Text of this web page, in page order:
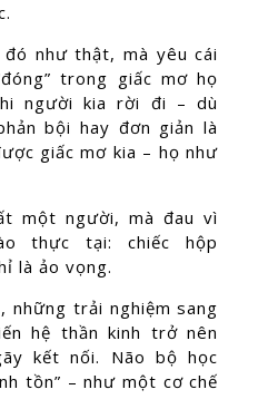
như thật, mà yêu cái
trong giấc mơ họ
người kia rời đi – dù
bội hay đơn giản là
giấc mơ kia – họ như
một người, mà đau vì
thực tại: chiếc hộp
là ảo vọng.
những trải nghiệm sang
hệ thần kinh trở nên
kết nối. Não bộ học
tồn” – như một cơ chế